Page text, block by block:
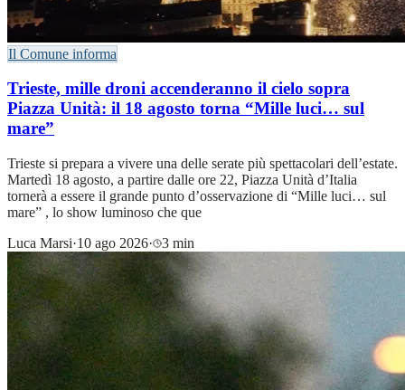
Il Comune informa
Trieste, mille droni accenderanno il cielo sopra
Piazza Unità: il 18 agosto torna “Mille luci… sul
mare”
Trieste si prepara a vivere una delle serate più spettacolari dell’estate.
Martedì 18 agosto, a partire dalle ore 22, Piazza Unità d’Italia
tornerà a essere il grande punto d’osservazione di “Mille luci… sul
mare” , lo show luminoso che que
Luca Marsi·10 ago 2026· 3 min